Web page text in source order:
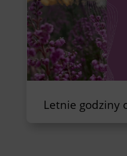
Letnie godziny